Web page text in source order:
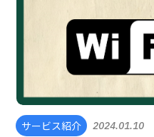
サービス紹介 2024.01.10